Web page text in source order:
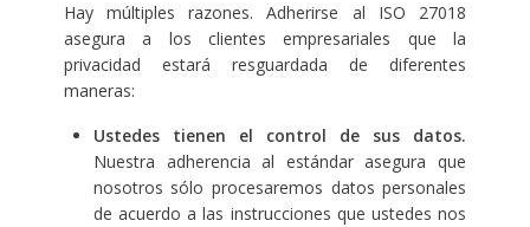
Hay múltiples razones. Adherirse al ISO 27018
asegura a los clientes empresariales que la
privacidad estará resguardada de diferentes
maneras:
Ustedes tienen el control de sus datos.
Nuestra adherencia al estándar asegura que
nosotros sólo procesaremos datos personales
de acuerdo a las instrucciones que ustedes nos